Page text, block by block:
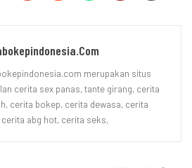
merupakan situs
cerita sex panas, tante girang, cerita
cerita bokep, cerita dewasa, cerita
cerita abg hot, cerita seks,